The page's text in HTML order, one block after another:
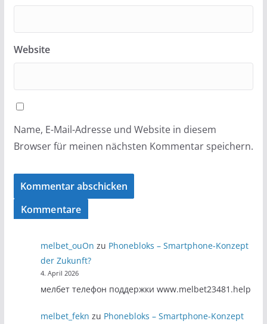
Website
Name, E-Mail-Adresse und Website in diesem
Browser für meinen nächsten Kommentar speichern.
Kommentare
melbet_ouOn zu Phonebloks – Smartphone-Konzept
der Zukunft?
4. April 2026
мелбет телефон поддержки www.melbet23481.help
melbet_fekn zu Phonebloks – Smartphone-Konzept